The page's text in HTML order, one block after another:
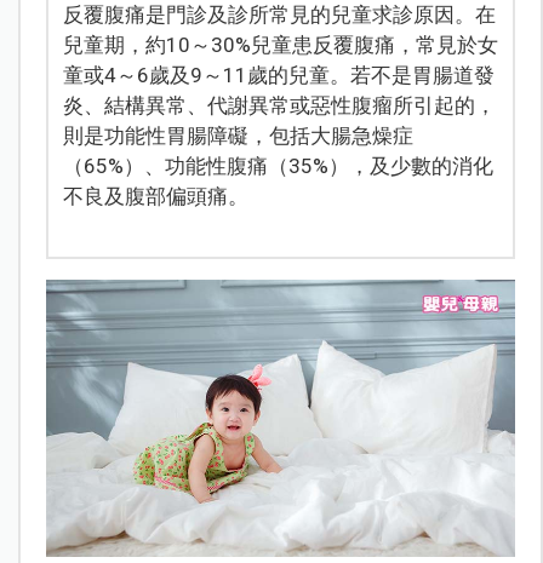
反覆腹痛是門診及診所常見的兒童求診原因。在
兒童期，約10～30%兒童患反覆腹痛，常見於女
童或4～6歲及9～11歲的兒童。若不是胃腸道發
炎、結構異常、代謝異常或惡性腹瘤所引起的，
則是功能性胃腸障礙，包括大腸急燥症
（65%）、功能性腹痛（35%），及少數的消化
不良及腹部偏頭痛。